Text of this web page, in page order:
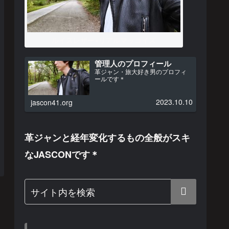
管理人のプロフィール
革ジャン・旅大好き男のプロフィ
ールです＊
jascon41.org 2023.10.10
革ジャンと経年変化するもの全般がスキ
なJASCONです＊